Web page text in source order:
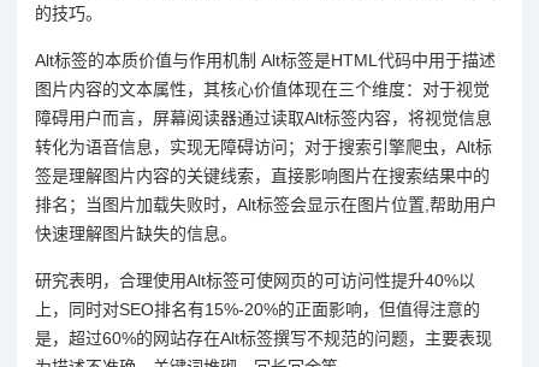
的技巧。
Alt标签的本质价值与作用机制 Alt标签是HTML代码中用于描述
图片内容的文本属性，其核心价值体现在三个维度：对于视觉
障碍用户而言，屏幕阅读器通过读取Alt标签内容，将视觉信息
转化为语音信息，实现无障碍访问；对于搜索引擎爬虫，Alt标
签是理解图片内容的关键线索，直接影响图片在搜索结果中的
排名；当图片加载失败时，Alt标签会显示在图片位置,帮助用户
快速理解图片缺失的信息。
研究表明，合理使用Alt标签可使网页的可访问性提升40%以
上，同时对SEO排名有15%-20%的正面影响，但值得注意的
是，超过60%的网站存在Alt标签撰写不规范的问题，主要表现